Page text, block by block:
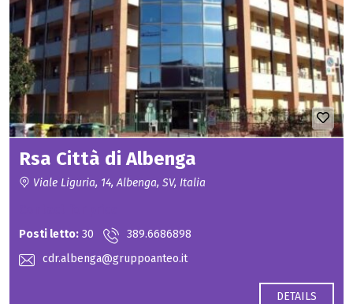
Rsa Città di Albenga
Viale Liguria, 14, Albenga, SV, Italia
Posti letto: 30
389.6686898
cdr.albenga@gruppoanteo.it
DETAILS